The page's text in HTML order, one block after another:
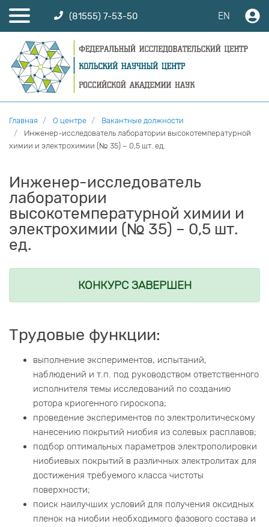
(81555) 7-53-50 EN
Главная О центре
Вакантные должности
Инженер-исследователь лаборатории высокотемпературной
химии и электрохимии (№ 35) – 0,5 шт. ед.
Инженер-исследователь
лаборатории
высокотемпературной химии и
электрохимии (№ 35) – 0,5 шт.
ед.
КОНКУРС ЗАВЕРШЕН
Трудовые функции:
выполнение экспериментов, испытаний,
наблюдений и т.п. под руководством ответственного
исполнителя темы исследований по созданию
ротора криогенного гироскопа;
проведение экспериментов по электролитическому
нанесению покрытий ниобия из солевых расплавов;
подбор оптимальных параметров электрополировки
ниобиевых покрытий в различных электролитах для
достижения требуемого класса чистоты
поверхности;
поиск наилучших условий для получения оксидных
пленок на ниобии необходимого фазового состава и